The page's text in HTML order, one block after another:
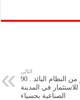
ai
ar
التالي
بعد التحرير من النظام البائد.. 90
في المدينة
الصناعية بحسياء